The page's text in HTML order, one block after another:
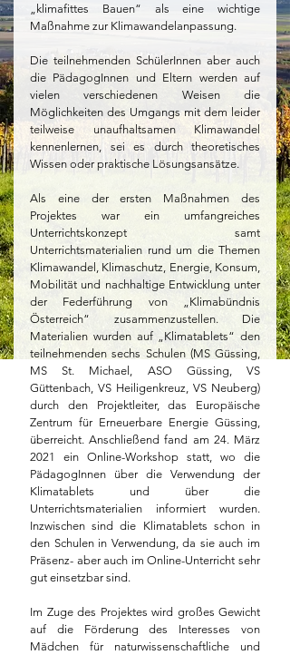
„klimafittes Bauen“ als eine wichtige
Maßnahme zur Klimawandelanpassung.
Die teilnehmenden SchülerInnen aber auch
die PädagogInnen und Eltern werden auf
vielen verschiedenen Weisen die
Möglichkeiten des Umgangs mit dem leider
teilweise unaufhaltsamen Klimawandel
kennenlernen, sei es durch theoretisches
Wissen oder praktische Lösungsansätze.
Als eine der ersten Maßnahmen des
Projektes war ein umfangreiches
Unterrichtskonzept samt
Unterrichtsmaterialien rund um die Themen
Klimawandel, Klimaschutz, Energie, Konsum,
Mobilität und nachhaltige Entwicklung unter
der Federführung von „Klimabündnis
Österreich“ zusammenzustellen. Die
Materialien wurden auf „Klimatablets“ den
teilnehmenden sechs Schulen (MS Güssing,
MS St. Michael, ASO Güssing, VS
Güttenbach, VS Heiligenkreuz, VS Neuberg)
durch den Projektleiter, das Europäische
Zentrum für Erneuerbare Energie Güssing,
überreicht. Anschließend fand am 24. März
2021 ein Online-Workshop statt, wo die
PädagogInnen über die Verwendung der
Klimatablets und über die
Unterrichtsmaterialien informiert wurden.
Inzwischen sind die Klimatablets schon in
den Schulen in Verwendung, da sie auch im
Präsenz- aber auch im Online-Unterricht sehr
gut einsetzbar sind.
Im Zuge des Projektes wird großes Gewicht
auf die Förderung des Interesses von
Mädchen für naturwissenschaftliche und